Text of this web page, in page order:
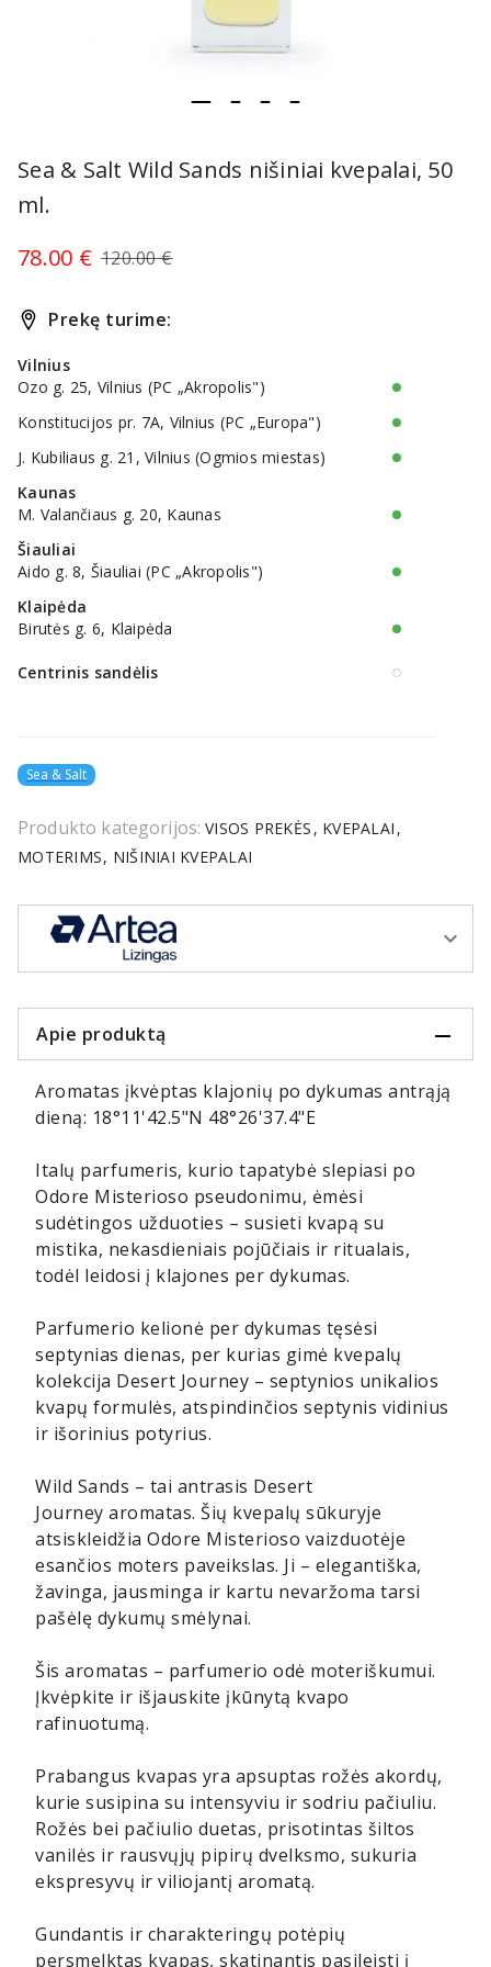
Sea & Salt Wild Sands nišiniai kvepalai, 50
ml.
78.00 € 120.00 €
Prekę turime:
Vilnius
Ozo g. 25, Vilnius (PC „Akropolis")
Konstitucijos pr. 7A, Vilnius (PC „Europa")
J. Kubiliaus g. 21, Vilnius (Ogmios miestas)
Kaunas
M. Valančiaus g. 20, Kaunas
Šiauliai
Aido g. 8, Šiauliai (PC „Akropolis")
Klaipėda
Birutės g. 6, Klaipėda
Centrinis sandėlis
Sea & Salt
Produkto kategorijos: VISOS PREKĖS KVEPALAI
MOTERIMS NIŠINIAI KVEPALAI
Apie produktą
Aromatas įkvėptas klajonių po dykumas antrąją
dieną: 18°11'42.5"N 48°26'37.4"E
Italų parfumeris, kurio tapatybė slepiasi po
Odore Misterioso pseudonimu, ėmėsi
sudėtingos užduoties – susieti kvapą su
mistika, nekasdieniais pojūčiais ir ritualais,
todėl leidosi į klajones per dykumas.
Parfumerio kelionė per dykumas tęsėsi
septynias dienas, per kurias gimė kvepalų
kolekcija Desert Journey – septynios unikalios
kvapų formulės, atspindinčios septynis vidinius
ir išorinius potyrius.
Wild Sands – tai antrasis Desert
Journey aromatas. Šių kvepalų sūkuryje
atsiskleidžia Odore Misterioso vaizduotėje
esančios moters paveikslas. Ji – elegantiška,
žavinga, jausminga ir kartu nevaržoma tarsi
pašėlę dykumų smėlynai.
Šis aromatas – parfumerio odė moteriškumui.
Įkvėpkite ir išjauskite įkūnytą kvapo
rafinuotumą.
Prabangus kvapas yra apsuptas rožės akordų,
kurie susipina su intensyviu ir sodriu pačiuliu.
Rožės bei pačiulio duetas, prisotintas šiltos
vanilės ir rausvųjų pipirų dvelksmo, sukuria
ekspresyvų ir viliojantį aromatą.
Gundantis ir charakteringų potėpių
persmelktas kvapas, skatinantis pasileisti į